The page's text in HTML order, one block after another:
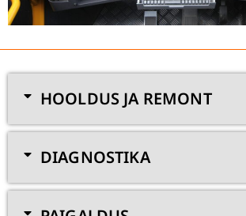
HOOLDUS JA REMONT
DIAGNOSTIKA